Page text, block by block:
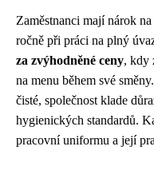
Zaměstnanci mají nárok
ročně při práci na plný
za zvýhodněné ceny, kdy
na menu během své
čisté, společnost klade
hygienických standardů.
pracovní uniformu a její